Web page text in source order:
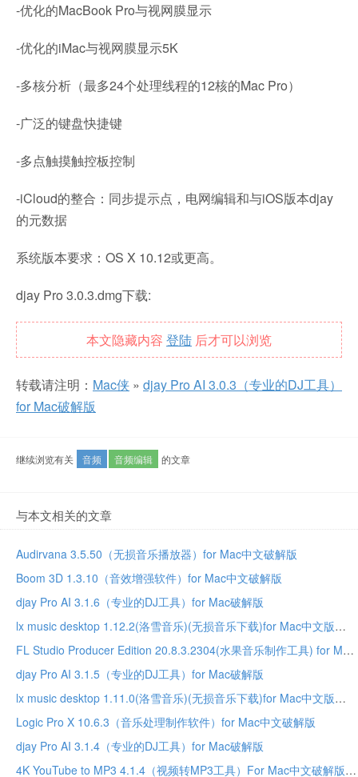
-优化的MacBook Pro与视网膜显示
-优化的iMac与视网膜显示5K
-多核分析（最多24个处理线程的12核的Mac Pro）
-广泛的键盘快捷键
-多点触摸触控板控制
-iCloud的整合：同步提示点，电网编辑和与iOS版本djay
的元数据
系统版本要求：OS X 10.12或更高。
djay Pro 3.0.3.dmg下载:
本文隐藏内容 登陆 后才可以浏览
转载请注明： Mac侠 » djay Pro AI 3.0.3（专业的DJ工具）
for Mac破解版
继续浏览有关 音频 音频编辑 的文章
与本文相关的文章
Audirvana 3.5.50（无损音乐播放器）for Mac中文破解版
Boom 3D 1.3.10（音效增强软件）for Mac中文破解版
djay Pro AI 3.1.6（专业的DJ工具）for Mac破解版
lx music desktop 1.12.2(洛雪音乐)(无损音乐下载)for Mac中文版
FL Studio Producer Edition 20.8.3.2304(水果音乐制作工具) for Mac中文破解版
djay Pro AI 3.1.5（专业的DJ工具）for Mac破解版
lx music desktop 1.11.0(洛雪音乐)(无损音乐下载)for Mac中文版
Logic Pro X 10.6.3（音乐处理制作软件）for Mac中文破解版
djay Pro AI 3.1.4（专业的DJ工具）for Mac破解版
4K YouTube to MP3 4.1.4（视频转MP3工具）For Mac中文破解版